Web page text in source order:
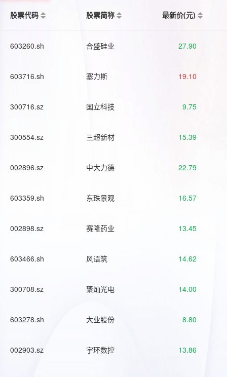
股票代码
股票简称 最新价(元)
603260.sh 合盛硅业 27.90
603716.sh 塞力斯 19.10
300716.sz 国立科技 9.75
300554.sz 三超新材 15.39
002896.sz 中大力德 22.79
603359.sh 东珠景观 16.57
002898.sz 赛隆药业 13.45
603466.sh 风语筑 14.62
300708.sz 聚灿光电 14.00
603278.sh 大业股份 8.80
002903.sz 宇环数控 13.86